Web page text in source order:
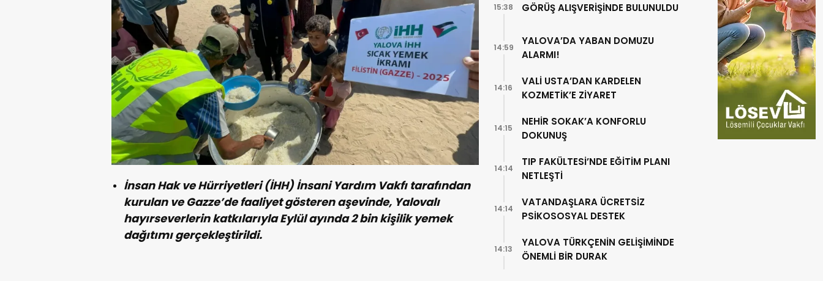
İnsan Hak ve Hürriyetleri (İHH) İnsani Yardım Vakfı tarafından
kurulan ve Gazze’de faaliyet gösteren aşevinde, Yalovalı
hayırseverlerin katkılarıyla Eylül ayında 2 bin kişilik yemek
dağıtımı gerçekleştirildi.
GÖRÜŞ ALIŞVERİŞİNDE BULUNULDU
15:38
YALOVA’DA YABAN DOMUZU
ALARMI!
14:59
VALİ USTA’DAN KARDELEN
KOZMETİK’E ZİYARET
14:16
NEHİR SOKAK’A KONFORLU
DOKUNUŞ
14:15
TIP FAKÜLTESİ’NDE EĞİTİM PLANI
NETLEŞTİ
14:14
VATANDAŞLARA ÜCRETSİZ
PSİKOSOSYAL DESTEK
14:14
YALOVA TÜRKÇENİN GELİŞİMİNDE
ÖNEMLİ BİR DURAK
14:13